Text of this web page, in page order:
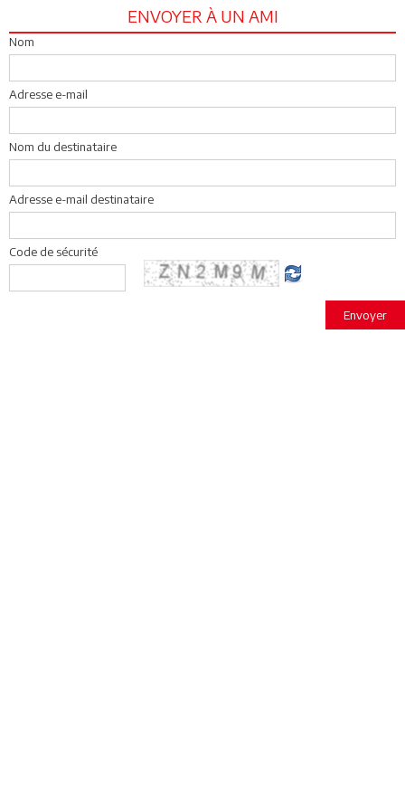
ENVOYER À UN AMI
Nom
Adresse e-mail
Nom du destinataire
Adresse e-mail destinataire
Code de sécurité
Envoyer